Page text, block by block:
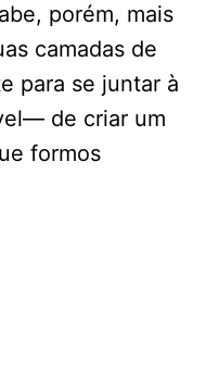
porém, mais
camadas de
para se juntar à
de criar um
formos